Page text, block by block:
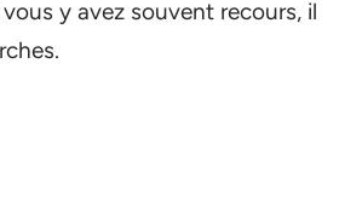
y avez souvent recours, il